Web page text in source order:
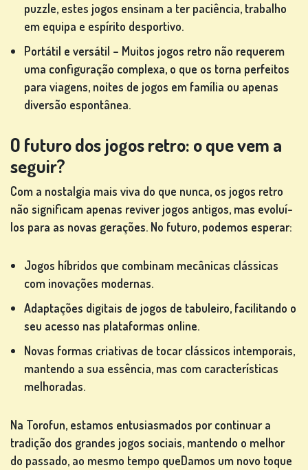
puzzle, estes jogos ensinam a ter paciência, trabalho
em equipa e espírito desportivo.
Portátil e versátil – Muitos jogos retro não requerem
uma configuração complexa, o que os torna perfeitos
para viagens, noites de jogos em família ou apenas
diversão espontânea.
O futuro dos jogos retro: o que vem a
seguir?
Com a nostalgia mais viva do que nunca, os jogos retro
não significam apenas reviver jogos antigos, mas evoluí-
los para as novas gerações. No futuro, podemos esperar:
Jogos híbridos que combinam mecânicas clássicas
com inovações modernas.
Adaptações digitais de jogos de tabuleiro, facilitando o
seu acesso nas plataformas online.
Novas formas criativas de tocar clássicos intemporais,
mantendo a sua essência, mas com características
melhoradas.
Na Torofun, estamos entusiasmados por continuar a
tradição dos grandes jogos sociais, mantendo o melhor
do passado, ao mesmo tempo queDamos um novo toque